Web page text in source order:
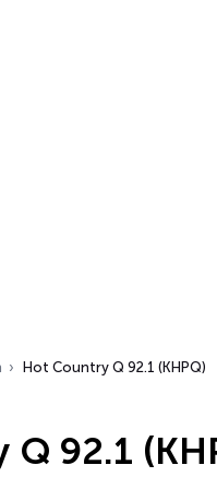
Hot Country Q 92.1 (KHPQ)
92.1